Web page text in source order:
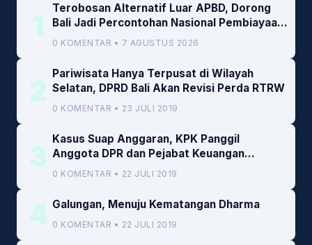
1
Terobosan Alternatif Luar APBD, Dorong
Bali Jadi Percontohan Nasional Pembiayaan
Daerah
0 KOMENTAR • 7 AGUSTUS 2026
2
Pariwisata Hanya Terpusat di Wilayah
Selatan, DPRD Bali Akan Revisi Perda RTRW
0 KOMENTAR • 23 JULI 2019
3
Kasus Suap Anggaran, KPK Panggil
Anggota DPR dan Pejabat Keuangan
Kemenkeu
0 KOMENTAR • 22 JULI 2019
4 Galungan, Menuju Kematangan Dharma
0 KOMENTAR • 22 JULI 2019